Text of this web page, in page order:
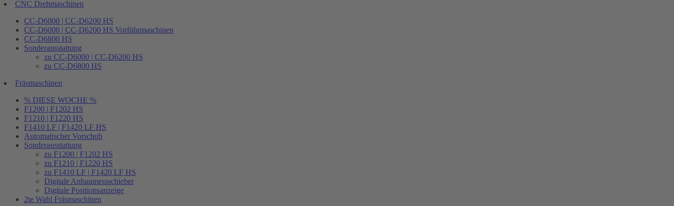
CNC Drehmaschinen
CC-D6000 | CC-D6200 HS
CC-D6000 | CC-D6200 HS Vorführmaschinen
CC-D6800 HS
Sonderausstattung
zu CC-D6000 | CC-D6200 HS
zu CC-D6800 HS
Fräsmaschinen
% DIESE WOCHE %
F1200 | F1202 HS
F1210 | F1220 HS
F1410 LF | F1420 LF HS
Automatischer Vorschub
Sonderausstattung
zu F1200 | F1202 HS
zu F1210 | F1220 HS
zu F1410 LF | F1420 LF HS
Digitale Anbaumessschieber
Digitale Positionsanzeige
2te Wahl Fräsmaschinen